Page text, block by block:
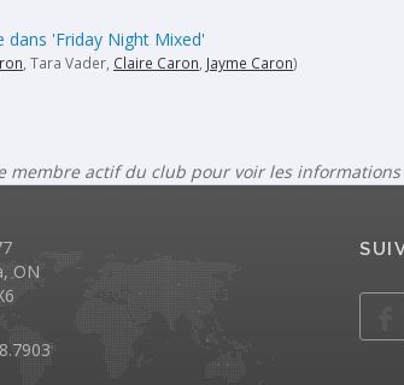
dans 'Friday Night Mixed'
, Tara Vader, Claire Caron Jayme Caron)
membre actif du club pour voir les
ON